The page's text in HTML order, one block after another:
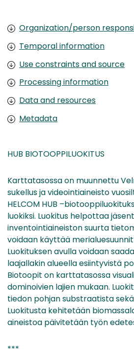
Organization/person
Temporal information
Use constraints and source
Processing information
Data and resources
Metadata
HUB BIOTOOPPILUOKITUS
Karttatasossa on muunnettu
sukellus ja videointiaineisto
HELCOM HUB
luokiksi. Luokitus helpottaa
inventointiaineiston suurta
voidaan käyttää
Luokituksen avulla voidaan
laajallakin alueella esiintyvistä
Biotoopit on karttatasossa
dominoivien lajien mukaan.
tiedon pohjan substraatista
Luokitusta kehitetään
aineistoa päivitetään työn
***